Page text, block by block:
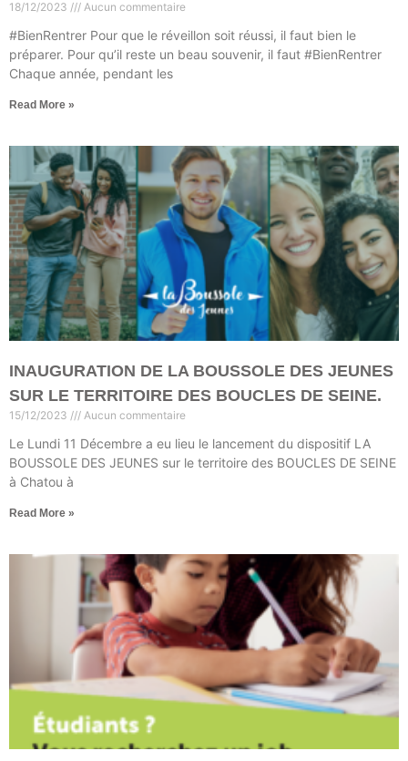
18/12/2023 Aucun commentaire
#BienRentrer Pour que le réveillon soit réussi, il faut bien le
préparer. Pour qu’il reste un beau souvenir, il faut #BienRentrer
Chaque année, pendant les
Read More »
INAUGURATION DE LA BOUSSOLE DES JEUNES
SUR LE TERRITOIRE DES BOUCLES DE SEINE.
15/12/2023 Aucun commentaire
Le Lundi 11 Décembre a eu lieu le lancement du dispositif LA
BOUSSOLE DES JEUNES sur le territoire des BOUCLES DE SEINE
à Chatou à
Read More »